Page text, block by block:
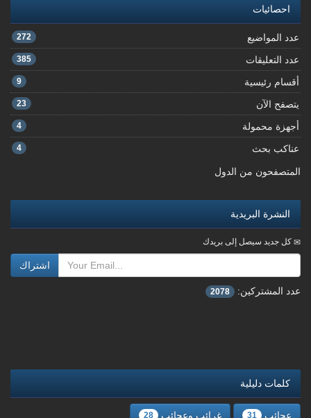
احصائيات
عدد المواضيع 272
عدد التعليقات 385
أقسام رئيسية 9
يتصفح الآن 23
أجهزة محمولة 4
عناكب بحث 4
المتصفحون من الدول
النشرة البريدية
كل جديد سيصل إلى بريدك
اشتراك
عدد المشتركين: 2078
كلمات دليلية
عجائب 31 غرائب وعجائب 28